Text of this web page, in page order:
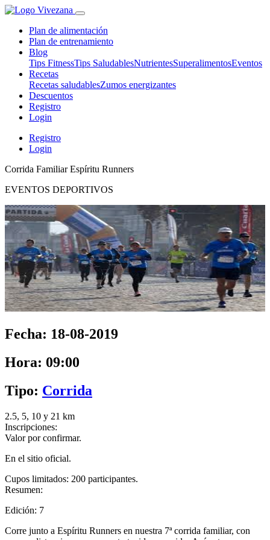
Plan de alimentación
Plan de entrenamiento
Blog
Tips FitnessTips SaludablesNutrientesSuperalimentosEventos
Recetas
Recetas saludablesZumos energizantes
Descuentos
Registro
Login
Registro
Login
Corrida Familiar Espíritu Runners
EVENTOS DEPORTIVOS
Fecha: 18-08-2019
Hora: 09:00
Tipo: Corrida
2.5, 5, 10 y 21 km
Inscripciones:
Valor por confirmar.
En el sitio oficial.
Cupos limitados: 200 participantes.
Resumen:
Edición: 7
Corre junto a Espíritu Runners en nuestra 7ª corrida familiar, con